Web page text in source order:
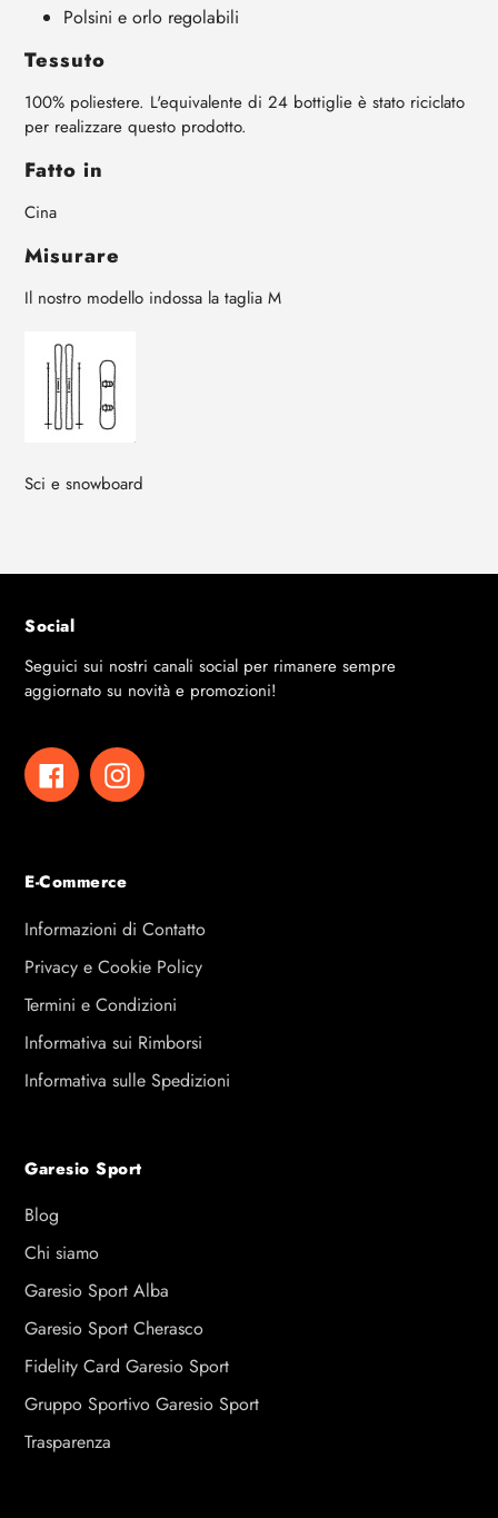
Polsini e orlo regolabili
Tessuto
100% poliestere. L'equivalente di 24 bottiglie è stato riciclato
per realizzare questo prodotto.
Fatto in
Cina
Misurare
Il nostro modello indossa la taglia M
Sci e snowboard
Social
Seguici sui nostri canali social per rimanere sempre
aggiornato su novità e promozioni!
FacebookInstagram
E-Commerce
Informazioni di Contatto
Privacy e Cookie Policy
Termini e Condizioni
Informativa sui Rimborsi
Informativa sulle Spedizioni
Garesio Sport
Blog
Chi siamo
Garesio Sport Alba
Garesio Sport Cherasco
Fidelity Card Garesio Sport
Gruppo Sportivo Garesio Sport
Trasparenza